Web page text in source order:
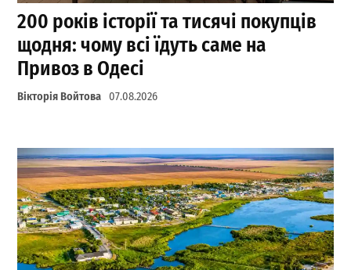
200 років історії та тисячі покупців
щодня: чому всі їдуть саме на
Привоз в Одесі
Вікторія Войтова 07.08.2026